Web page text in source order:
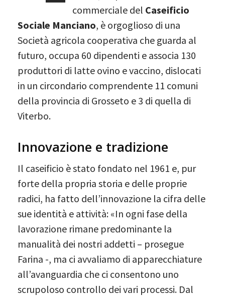
commerciale del Caseificio
Sociale Manciano, è orgoglioso di una
Società agricola cooperativa che guarda al
futuro, occupa 60 dipendenti e associa 130
produttori di latte ovino e vaccino, dislocati
in un circondario comprendente 11 comuni
della provincia di Grosseto e 3 di quella di
Viterbo.
Innovazione e tradizione
Il caseificio è stato fondato nel 1961 e, pur
forte della propria storia e delle proprie
radici, ha fatto dell’innovazione la cifra delle
sue identità e attività: «In ogni fase della
lavorazione rimane predominante la
manualità dei nostri addetti – prosegue
Farina -, ma ci avvaliamo di apparecchiature
all’avanguardia che ci consentono uno
scrupoloso controllo dei vari processi. Dal